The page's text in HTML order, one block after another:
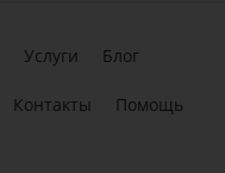
Услуги Блог
Контакты Помощь